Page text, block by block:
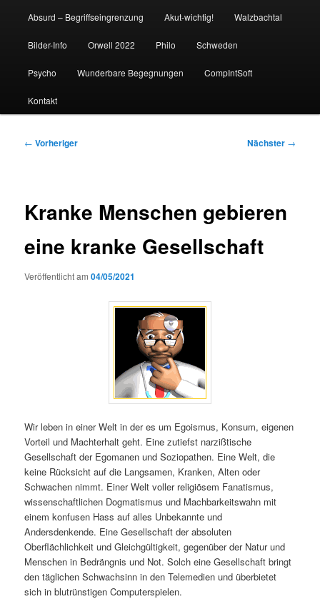
Absurd – Begriffseingrenzung Akut-wichtig! Walzbachtal
Bilder-Info Orwell 2022 Philo Schweden
Psycho Wunderbare Begegnungen CompIntSoft
Kontakt
Beitragsnavigation
← Vorheriger Nächster →
Kranke Menschen gebieren
eine kranke Gesellschaft
Veröffentlicht am04/05/2021
Wir leben in einer Welt in der es um Egoismus, Konsum, eigenen
Vorteil und Machterhalt geht. Eine zutiefst narzißtische
Gesellschaft der Egomanen und Soziopathen. Eine Welt, die
keine Rücksicht auf die Langsamen, Kranken, Alten oder
Schwachen nimmt. Einer Welt voller religiösem Fanatismus,
wissenschaftlichen Dogmatismus und Machbarkeitswahn mit
einem konfusen Hass auf alles Unbekannte und
Andersdenkende. Eine Gesellschaft der absoluten
Oberflächlichkeit und Gleichgültigkeit, gegenüber der Natur und
Menschen in Bedrängnis und Not. Solch eine Gesellschaft bringt
den täglichen Schwachsinn in den Telemedien und überbietet
sich in blutrünstigen Computerspielen.